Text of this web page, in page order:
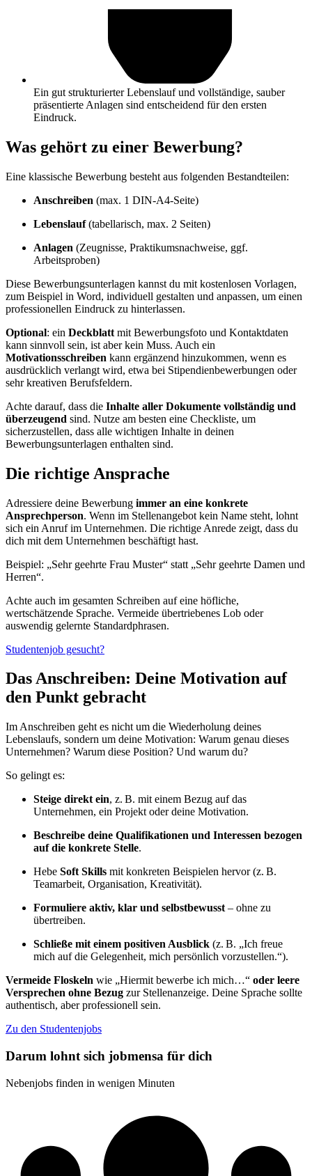
Ein gut strukturierter Lebenslauf und vollständige, sauber
präsentierte Anlagen sind entscheidend für den ersten
Eindruck.
Was gehört zu einer Bewerbung?
Eine klassische Bewerbung besteht aus folgenden Bestandteilen:
Anschreiben (max. 1 DIN-A4-Seite)
Lebenslauf(tabellarisch, max. 2 Seiten)
Anlagen (Zeugnisse, Praktikumsnachweise, ggf.
Arbeitsproben)
Diese Bewerbungsunterlagen kannst du mit kostenlosen Vorlagen,
zum Beispiel in Word, individuell gestalten und anpassen, um einen
professionellen Eindruck zu hinterlassen.
Optional: ein Deckblatt mit Bewerbungsfoto und Kontaktdaten
kann sinnvoll sein, ist aber kein Muss. Auch ein
Motivationsschreiben kann ergänzend hinzukommen, wenn es
ausdrücklich verlangt wird, etwa bei Stipendienbewerbungen oder
sehr kreativen Berufsfeldern.
Achte darauf, dass die Inhalte aller Dokumente vollständig und
überzeugend sind. Nutze am besten eine Checkliste, um
sicherzustellen, dass alle wichtigen Inhalte in deinen
Bewerbungsunterlagen enthalten sind.
Die richtige Ansprache
Adressiere deine Bewerbung immer an eine konkrete
Ansprechperson. Wenn im Stellenangebot kein Name steht, lohnt
sich ein Anruf im Unternehmen. Die richtige Anrede zeigt, dass du
dich mit dem Unternehmen beschäftigt hast.
Beispiel: „Sehr geehrte Frau Muster“ statt „Sehr geehrte Damen und
Herren“.
Achte auch im gesamten Schreiben auf eine höfliche,
wertschätzende Sprache. Vermeide übertriebenes Lob oder
auswendig gelernte Standardphrasen.
Studentenjob gesucht?
Das Anschreiben: Deine Motivation auf
den Punkt gebracht
Im Anschreiben geht es nicht um die Wiederholung deines
Lebenslaufs, sondern um deine Motivation: Warum genau dieses
Unternehmen? Warum diese Position? Und warum du?
So gelingt es:
Steige direkt ein, z. B. mit einem Bezug auf das
Unternehmen, ein Projekt oder deine Motivation.
Beschreibe deine Qualifikationen und Interessen bezogen
auf die konkrete Stelle.
Hebe Soft Skills mit konkreten Beispielen hervor (z. B.
Teamarbeit, Organisation, Kreativität).
Formuliere aktiv, klar und selbstbewusst – ohne zu
übertreiben.
Schließe mit einem positiven Ausblick (z. B. „Ich freue
mich auf die Gelegenheit, mich persönlich vorzustellen.“).
Vermeide Floskeln wie „Hiermit bewerbe ich mich…“ oder leere
Versprechen ohne Bezug zur Stellenanzeige. Deine Sprache sollte
authentisch, aber professionell sein.
Zu den Studentenjobs
Darum lohnt sich jobmensa für dich
Nebenjobs finden in wenigen Minuten